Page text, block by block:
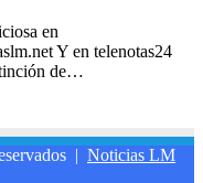
en
Y en telenotas24
de…
| Noticias LM